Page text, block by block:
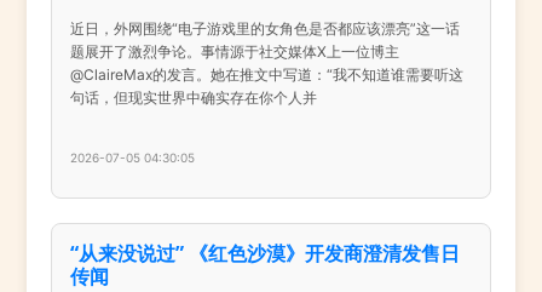
近日，外网围绕“电子游戏里的女角色是否都应该漂亮”这一话
题展开了激烈争论。事情源于社交媒体X上一位博主
@ClaireMax的发言。她在推文中写道：“我不知道谁需要听这
句话，但现实世界中确实存在你个人并
2026-07-05 04:30:05
“从来没说过” 《红色沙漠》开发商澄清发售日
传闻